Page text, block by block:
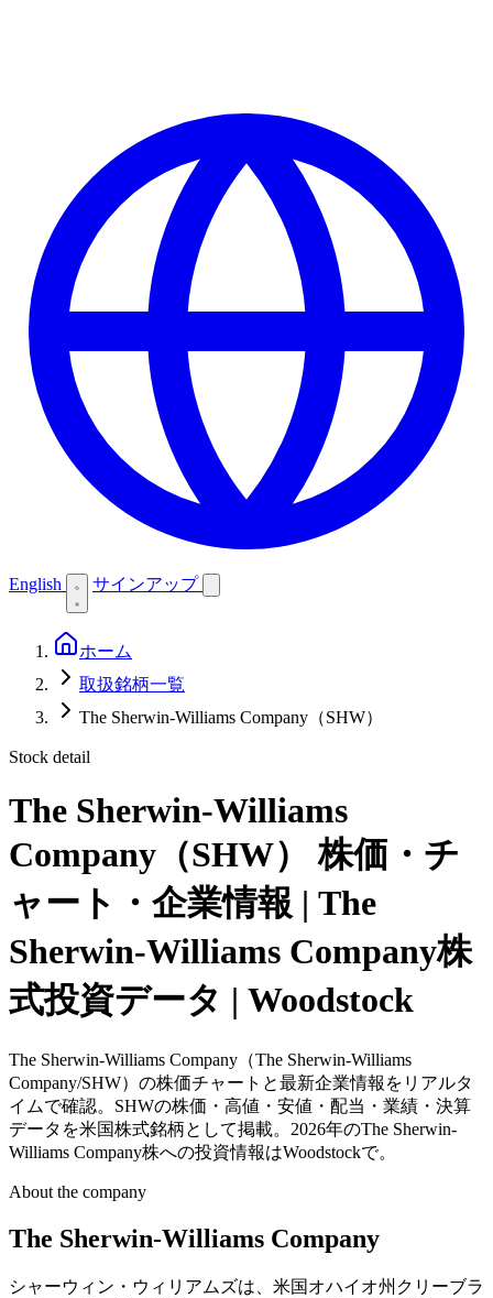
English サインアップ
ホーム
取扱銘柄一覧
The Sherwin-Williams Company（SHW）
Stock detail
The Sherwin-Williams
Company（SHW）
株価・チ
ャート・企業情報 | The
Sherwin-Williams Company株
式投資データ | Woodstock
The Sherwin-Williams Company（The Sherwin-Williams
Company/SHW）の株価チャートと最新企業情報をリアルタ
イムで確認。SHWの株価・高値・安値・配当・業績・決算
データを米国株式銘柄として掲載。2026年のThe Sherwin-
Williams Company株への投資情報はWoodstockで。
About the company
The Sherwin-Williams Company
シャーウィン・ウィリアムズは、米国オハイオ州クリーブラ